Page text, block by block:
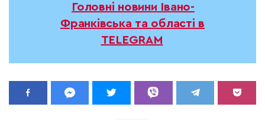
Головні новини Івано-
Франківська та області в
TELEGRAM